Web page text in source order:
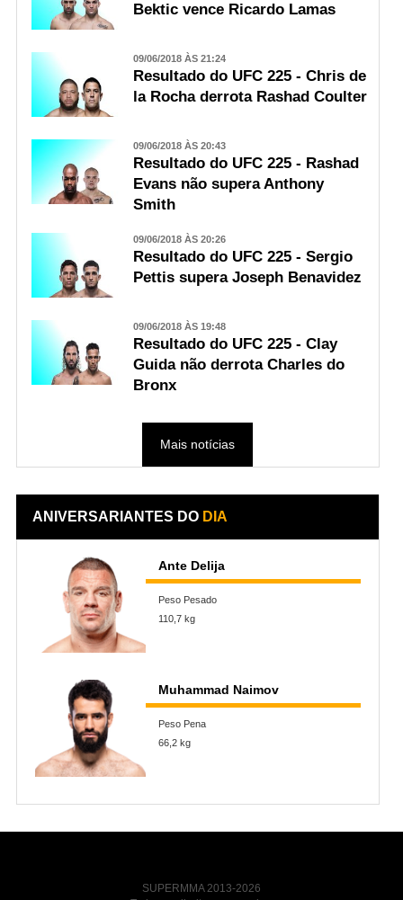
Bektic vence Ricardo Lamas
09/06/2018 ÀS 21:24
Resultado do UFC 225 - Chris de
la Rocha derrota Rashad Coulter
09/06/2018 ÀS 20:43
Resultado do UFC 225 - Rashad
Evans não supera Anthony
Smith
09/06/2018 ÀS 20:26
Resultado do UFC 225 - Sergio
Pettis supera Joseph Benavidez
09/06/2018 ÀS 19:48
Resultado do UFC 225 - Clay
Guida não derrota Charles do
Bronx
Mais notícias
ANIVERSARIANTES DO DIA
Ante Delija
Peso Pesado
110,7 kg
Muhammad Naimov
Peso Pena
66,2 kg
SUPERMMA 2013-2026